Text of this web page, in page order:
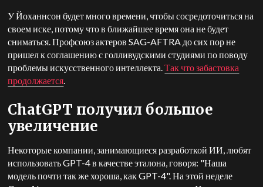
У Йоханнсон будет много времени, чтобы сосредоточиться на
своем иске, потому что в ближайшее время она не будет
сниматься. Профсоюз актеров SAG-AFTRA до сих пор не
пришел к соглашению с голливудскими студиями по поводу
проблемы искусственного интеллекта.Так что забастовка
продолжается.
ChatGPT получил большое
увеличение
Некоторые компании, занимающиеся разработкой ИИ, любят
использовать GPT-4 в качестве эталона, говоря: "Наша
модель почти так же хороша, как GPT-4". На этой неделе